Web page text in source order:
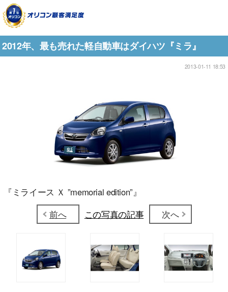
2012年、最も売れた軽自動車はダイハツ『ミラ』
2013-01-11 18:53
『ミライース Ｘ ”memorial edition”』
前へ
この写真の記事 次へ